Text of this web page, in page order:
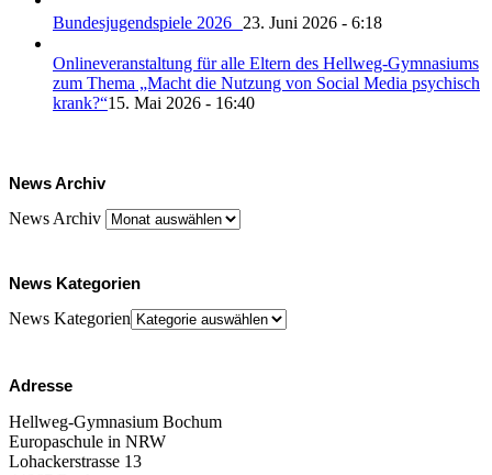
Bundesjugendspiele 2026 23. Juni 2026 - 6:18
Onlineveranstaltung für alle Eltern des Hellweg-Gymnasiums
zum Thema „Macht die Nutzung von Social Media psychisch
krank?“15. Mai 2026 - 16:40
News Archiv
News Archiv
News Kategorien
News Kategorien
Adresse
Hellweg-Gymnasium Bochum
Europaschule in NRW
Lohackerstrasse 13